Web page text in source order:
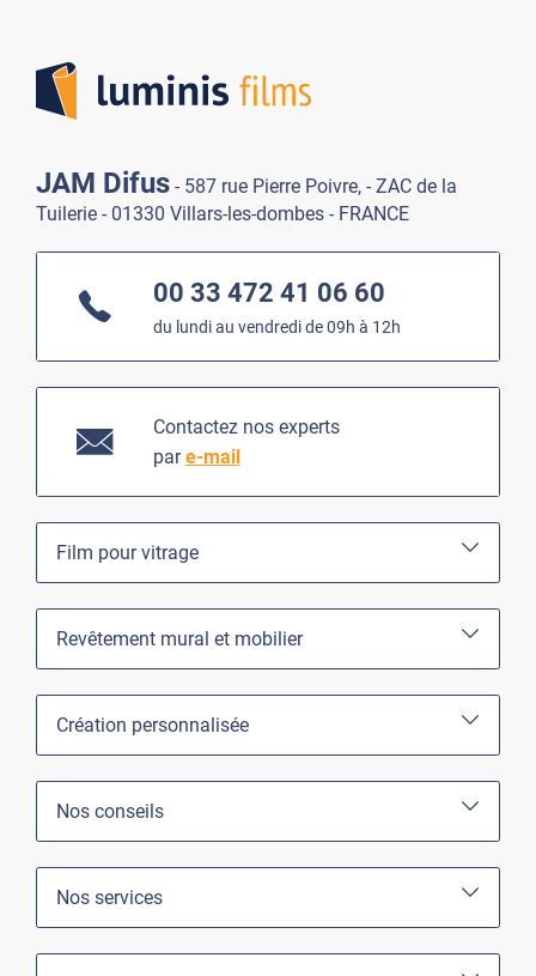
JAM Difus - 587 rue Pierre Poivre, - ZAC de la
Tuilerie - 01330 Villars-les-dombes - FRANCE
00 33 472 41 06 60
du lundi au vendredi de 09h à 12h
Contactez nos experts
pare-mail
Film pour vitrage
Revêtement mural et mobilier
Création personnalisée
Nos conseils
Nos services